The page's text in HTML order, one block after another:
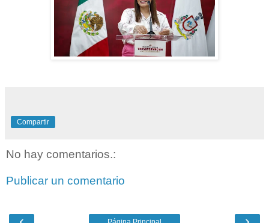
Compartir
No hay comentarios.:
Publicar un comentario